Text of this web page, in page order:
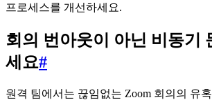
프로세스를 개선하세요.
회의 번아웃이 아닌 비동기
세요#
원격 팀에서는 끊임없는 Zoom 회의의 유